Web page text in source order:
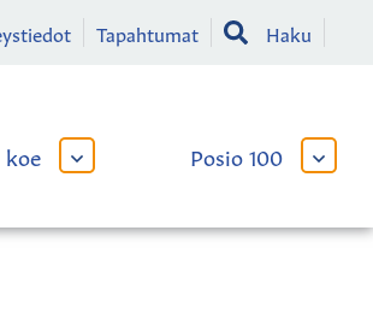
Tapahtumat Haku
koe
AVAA
ALAVALIKKO
Posio 100
AVAA